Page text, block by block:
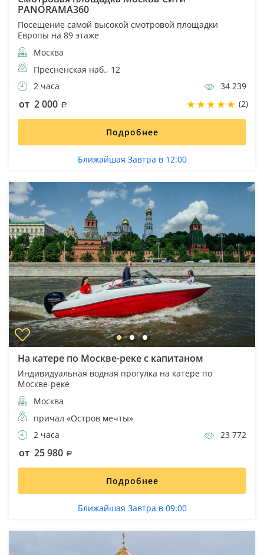
PANORAMA360
Посещение самой высокой смотровой площадки
Европы на 89 этаже
Москва
Пресненская наб., 12
2 часа
34 239
от 2 000 (2)
Подробнее
Ближайшая Завтра в 12:00
На катере по Москве-реке с капитаном
Индивидуальная водная прогулка на катере по
Москве-реке
Москва
причал «Остров мечты»
2 часа
23 772
от 25 980
Подробнее
Ближайшая Завтра в 09:00